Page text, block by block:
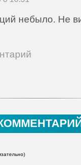
небыло. Не